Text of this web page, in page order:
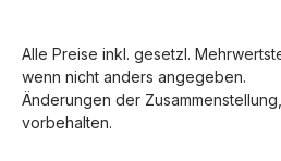
Alle Preise inkl. gesetzl.
wenn nicht anders angegeben.
Änderungen der
vorbehalten.